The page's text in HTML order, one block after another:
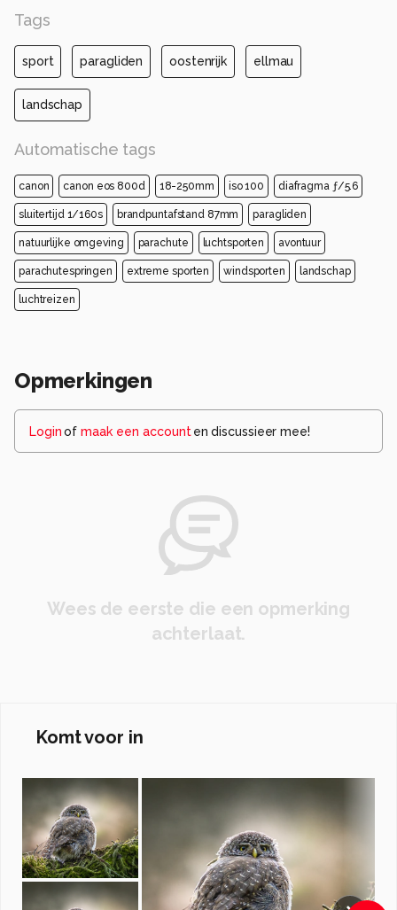
Tags
sport paragliden oostenrijk ellmau
landschap
Automatische tags
canon canon eos 800d 18-250mm iso 100 diafragma ƒ/5.6
sluitertijd 1/160s brandpuntafstand 87mm paragliden
natuurlijke omgeving parachute luchtsporten avontuur
parachutespringen extreme sporten windsporten landschap
luchtreizen
Opmerkingen
Loginof maak een account en discussieer mee!
Wees de eerste die een opmerking
achterlaat.
Komt voor in